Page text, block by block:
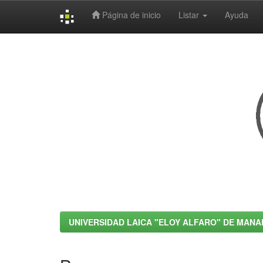
Página de inicio Listar Ayuda
UNIVERSIDAD LAICA "ELOY ALFARO" DE